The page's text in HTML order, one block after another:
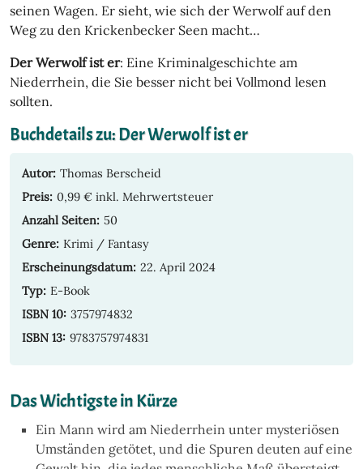
seinen Wagen. Er sieht, wie sich der Werwolf auf den
Weg zu den Krickenbecker Seen macht…
Der Werwolf ist er: Eine Kriminalgeschichte am
Niederrhein, die Sie besser nicht bei Vollmond lesen
sollten.
Buchdetails zu: Der Werwolf ist er
Autor: Thomas Berscheid
Preis: 0,99 € inkl. Mehrwertsteuer
Anzahl Seiten: 50
Genre: Krimi / Fantasy
Erscheinungsdatum: 22. April 2024
Typ: E-Book
ISBN 10: 3757974832
ISBN 13: 9783757974831
Das Wichtigste in Kürze
Ein Mann wird am Niederrhein unter mysteriösen
Umständen getötet, und die Spuren deuten auf eine